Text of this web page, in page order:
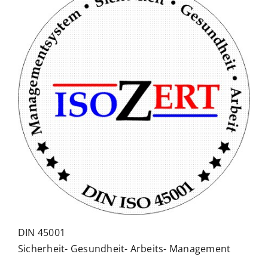
DIN 45001
Sicherheit- Gesundheit- Arbeits- Management